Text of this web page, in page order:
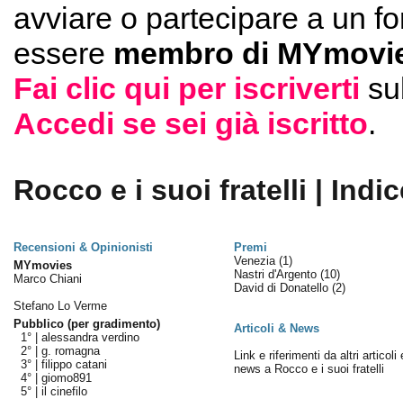
avviare o partecipare a un
essere membro di
Fai clic qui per iscriverti
Accedi se sei già iscritto.
Rocco e i suoi fratelli |
Recensioni & Opinionisti
Premi
MYmovies
Marco Chiani
Stefano Lo Verme
Pubblico (per gradimento)
1° | alessandra verdino
2° | g. romagna
3° | filippo catani
4° | giomo891
5° | il cinefilo
Venezia (1)
Nastri d'Argento (10)
David di Donatello (2)
Articoli & News
Link e riferimenti da altri articoli
news a Rocco e i suoi fratelli